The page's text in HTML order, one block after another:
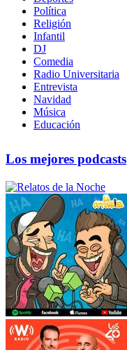
Política
Religión
Infantil
DJ
Comedia
Radio Universitaria
Entrevista
Navidad
Música
Educación
Los mejores podcasts